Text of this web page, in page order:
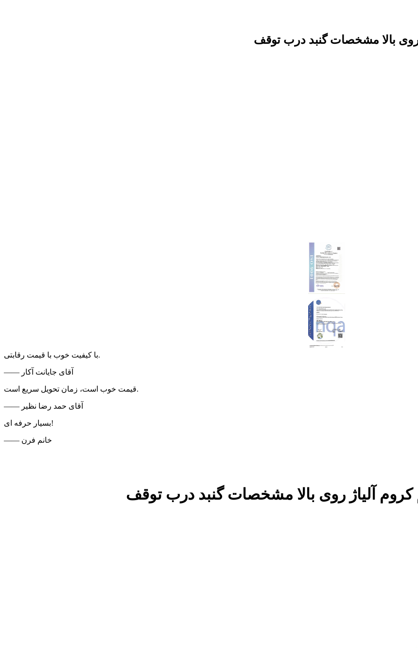
با کیفیت خوب با قیمت رقابتی.
—— آقای جایانت آکار
قیمت خوب است، زمان تحویل سریع است.
—— آقای حمد رضا نظیر
بسیار حرفه ای!
—— خانم فرن